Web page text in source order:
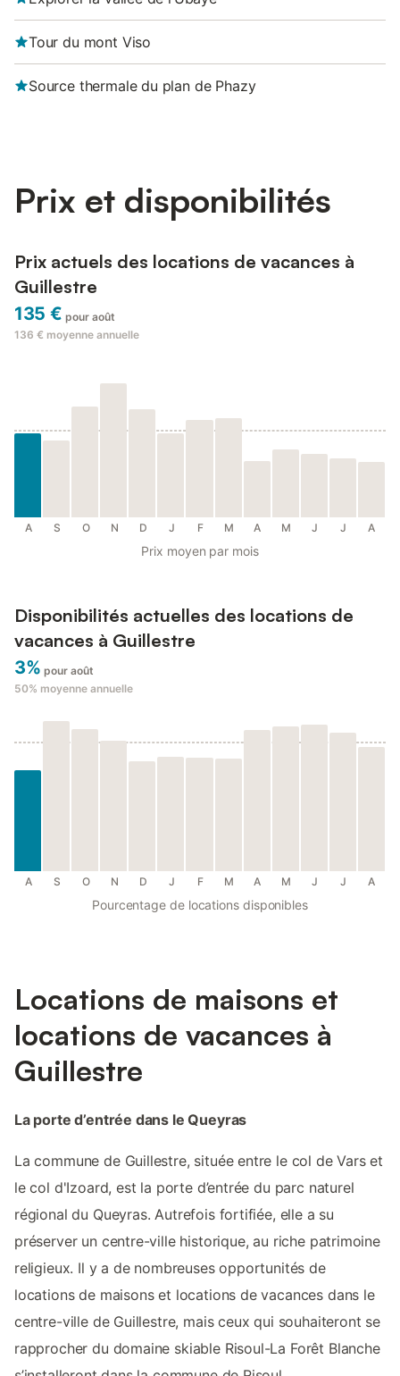
Tour du mont Viso
Source thermale du plan de Phazy
Prix et disponibilités
Prix actuels des locations de vacances à
Guillestre
135 € pour août
136 € moyenne annuelle
A S O N D J F M A M J J A
Prix moyen par mois
Disponibilités actuelles des locations de
vacances à Guillestre
3% pour août
50% moyenne annuelle
A S O N D J F M A M J J A
Pourcentage de locations disponibles
Locations de maisons et
locations de vacances à
Guillestre
La porte d’entrée dans le Queyras
La commune de Guillestre, située entre le col de Vars et
le col d'Izoard, est la porte d’entrée du parc naturel
régional du Queyras. Autrefois fortifiée, elle a su
préserver un centre-ville historique, au riche patrimoine
religieux. Il y a de nombreuses opportunités de
locations de maisons et locations de vacances dans le
centre-ville de Guillestre, mais ceux qui souhaiteront se
rapprocher du domaine skiable Risoul-La Forêt Blanche